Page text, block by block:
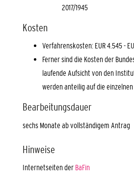
2017/1945
Kosten
Verfahrenskosten: EUR 4.545 -
Ferner sind die Kosten der
laufende Aufsicht von den
werden anteilig auf die
Bearbeitungsdauer
sechs Monate ab vollständigem Antrag
Hinweise
Internetseiten der BaFin